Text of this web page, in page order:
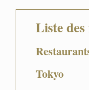
Liste
Tokyo